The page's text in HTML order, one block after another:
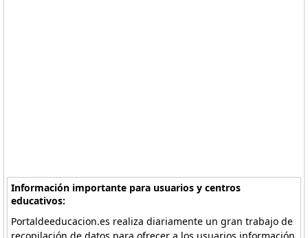
Información importante para usuarios y centros
educativos:
Portaldeeducacion.es realiza diariamente un gran trabajo de